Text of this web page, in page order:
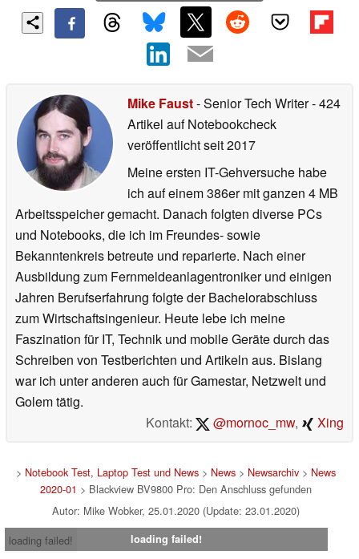
Mike Faust- Senior Tech Writer- 424
Artikel auf Notebookcheck
veröffentlichtseit 2017
Meine ersten IT-Gehversuche habe
ich auf einem 386er mit ganzen 4 MB
Arbeitsspeicher gemacht. Danach folgten diverse PCs
und Notebooks, die ich im Freundes- sowie
Bekanntenkreis betreute und reparierte. Nach einer
Ausbildung zum Fernmeldeanlagentroniker und einigen
Jahren Berufserfahrung folgte der Bachelorabschluss
zum Wirtschaftsingenieur. Heute lebe ich meine
Faszination für IT, Technik und mobile Geräte durch das
Schreiben von Testberichten und Artikeln aus. Bislang
war ich unter anderen auch für Gamestar, Netzwelt und
Golem tätig.
Kontakt:
@mornoc_mw, Xing
> Notebook Test, Laptop Test und News> News> Newsarchiv> News
2020-01 > Blackview BV9800 Pro: Den Anschluss gefunden
Autor: Mike Wobker, 25.01.2020 (Update: 23.01.2020)
loading failed!
loading failed!